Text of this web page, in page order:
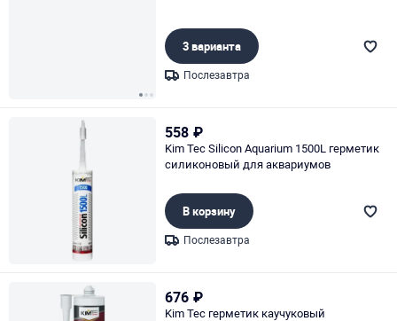
3 варианта
Послезавтра
558 ₽
Kim Tec Silicon Aquarium 1500L герметик
силиконовый для аквариумов
В корзину
Послезавтра
676 ₽
Kim Tec герметик каучуковый